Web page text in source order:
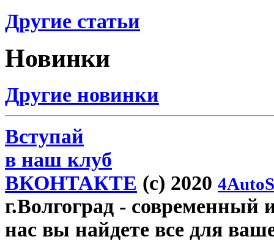
Другие статьи
Новинки
Другие новинки
Вступай
в наш клуб
ВКОНТАКТЕ (c) 2020
г.Волгоград - современный
нас вы найдете все для